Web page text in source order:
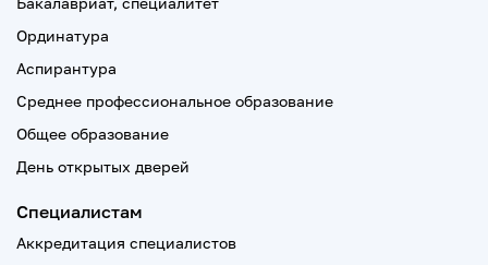
Ординатура
Аспирантура
Среднее профессиональное образование
Общее образование
День открытых дверей
Специалистам
Аккредитация специалистов